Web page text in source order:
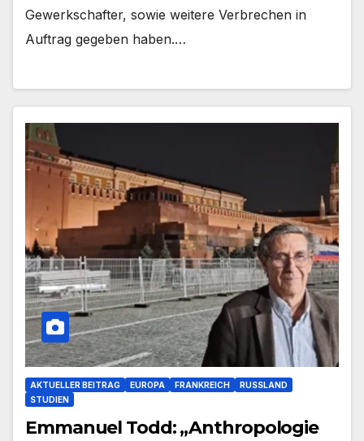
Gewerkschafter, sowie weitere Verbrechen in
Auftrag gegeben haben.…
AKTUELLER BEITRAG EUROPA FRANKREICH
RUSSLAND
STUDIEN
Emmanuel Todd: „Anthropologie